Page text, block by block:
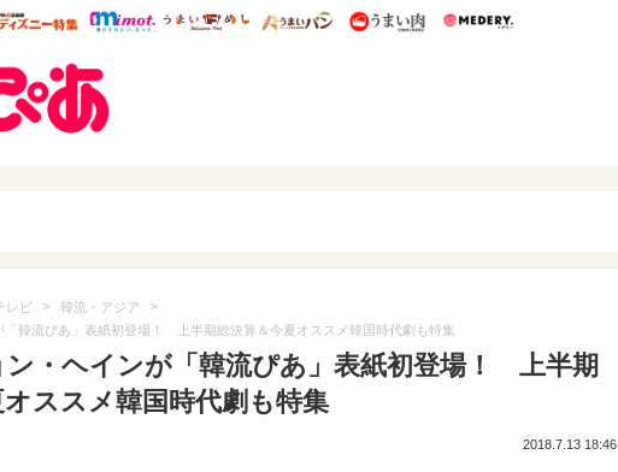
ピママ* ウレぴあ総研 ディズニー特集
mimot. うまいめし うまいパン うまい肉
レビ > 韓流・アジア >
「韓流ぴあ」表紙初登場！ 上半期総決算＆今夏オススメ韓国時代劇も特集
ン・ヘインが「韓流ぴあ」表紙初登場！ 上半期
ススメ韓国時代劇も特集
2018.7.13 18:46